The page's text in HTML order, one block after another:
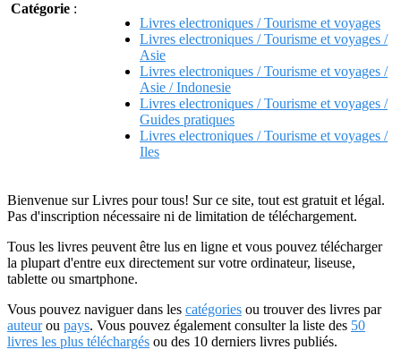
Catégorie :
Livres electroniques / Tourisme et voyages
Livres electroniques / Tourisme et voyages /
Asie
Livres electroniques / Tourisme et voyages /
Asie / Indonesie
Livres electroniques / Tourisme et voyages /
Guides pratiques
Livres electroniques / Tourisme et voyages /
Iles
Bienvenue sur Livres pour tous! Sur ce site, tout est gratuit et légal.
Pas d'inscription nécessaire ni de limitation de téléchargement.
Tous les livres peuvent être lus en ligne et vous pouvez télécharger
la plupart d'entre eux directement sur votre ordinateur, liseuse,
tablette ou smartphone.
Vous pouvez naviguer dans les catégories ou trouver des livres par
auteurou pays. Vous pouvez également consulter la liste des 50
livres les plus téléchargés ou des 10 derniers livres publiés.